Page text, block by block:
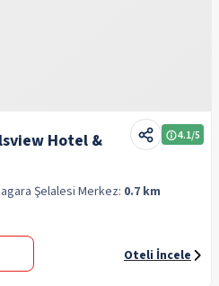
Hotel &
4.1/5
ŞelalesiMerkez: 0.7 km
Oteli İncele